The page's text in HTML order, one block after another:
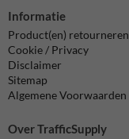
Informatie
Product(en) retourneren
Cookie / Privacy
Disclaimer
Sitemap
Algemene Voorwaarden
Over TrafficSupply